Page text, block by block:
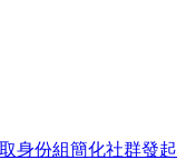
身份組簡化社群發起